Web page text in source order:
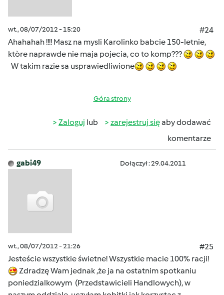
wt., 08/07/2012 - 15:20
#24
Ahahahah !!!! Masz na mysli Karolinko babcie 150-letnie,
ktòre naprawde nie maja pojecia, co to komp???
W takim razie sa usprawiedliwione
Góra strony
Zaloguj lub zarejestruj sięaby dodawać
komentarze
gabi49 Dołączył : 29.04.2011
wt., 08/07/2012 - 21:26
#25
Jesteście wszystkie świetne! Wszystkie macie 100% racji!
Zdradzę Wam jednak ,że ja na ostatnim spotkaniu
poniedzialkowym (Przedstawicieli Handlowych), w